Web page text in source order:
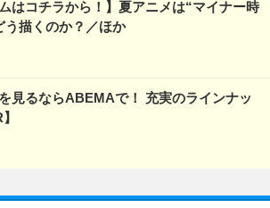
ムはコチラから！】夏アニメは“マイナー時
う描くのか？／ほか
見るならABEMAで！ 充実のラインナッ